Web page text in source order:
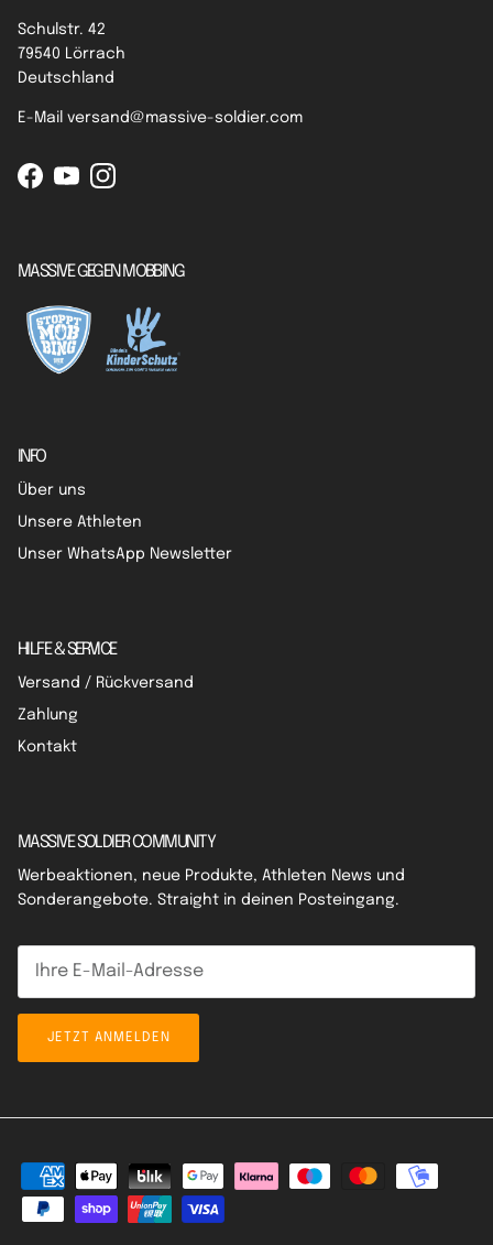
Schulstr. 42
79540 Lörrach
Deutschland
E-Mail versand@massive-soldier.com
Facebook
YouTubeInstagram
MASSIVE GEGEN MOBBING
INFO
Über uns
Unsere Athleten
Unser WhatsApp Newsletter
HILFE & SERVICE
Versand / Rückversand
Zahlung
Kontakt
MASSIVE SOLDIER COMMUNITY
Werbeaktionen, neue Produkte, Athleten News und
Sonderangebote. Straight in deinen Posteingang.
JETZT ANMELDEN